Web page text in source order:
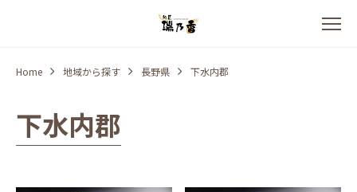
Home 地域から探す 長野県 下水内郡
下水内郡